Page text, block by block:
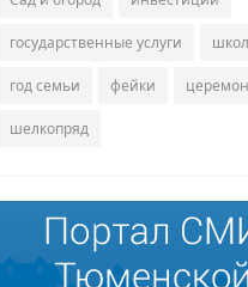
государственные услуги
год семьи фейки
шелкопряд